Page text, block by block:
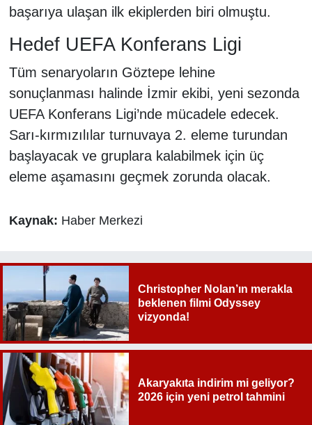
başarıya ulaşan ilk ekiplerden biri olmuştu.
Hedef UEFA Konferans Ligi
Tüm senaryoların Göztepe lehine
sonuçlanması halinde İzmir ekibi, yeni sezonda
UEFA Konferans Ligi’nde mücadele edecek.
Sarı-kırmızılılar turnuvaya 2. eleme turundan
başlayacak ve gruplara kalabilmek için üç
eleme aşamasını geçmek zorunda olacak.
Kaynak: Haber Merkezi
Christopher Nolan’ın merakla
beklenen filmi Odyssey
vizyonda!
Akaryakıta indirim mi geliyor?
2026 için yeni petrol tahmini